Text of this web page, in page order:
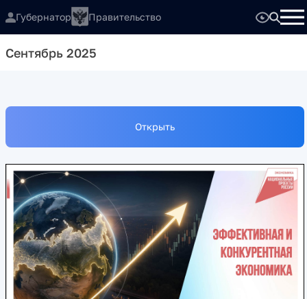
Губернатор Правительство
Сентябрь 2025
Открыть